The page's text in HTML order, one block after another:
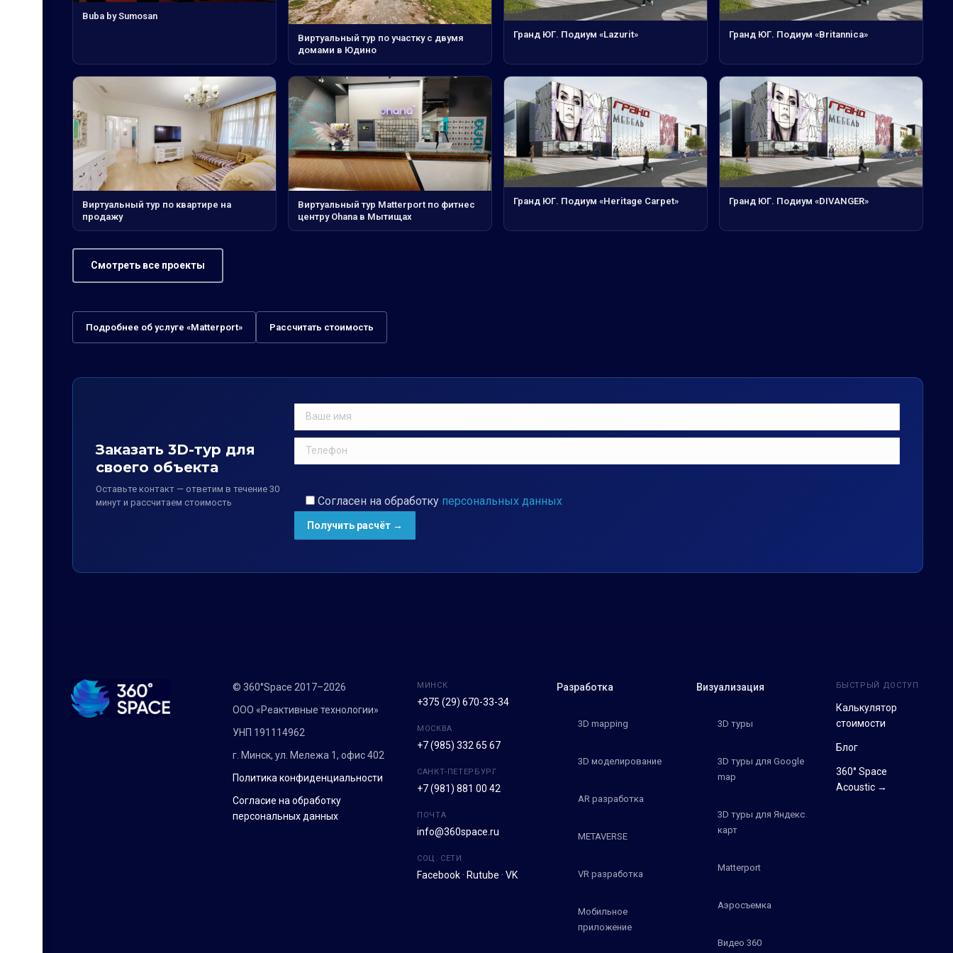
Buba by Sumosan
Виртуальный тур по участку с двумя
домами в Юдино
Гранд ЮГ. Подиум «Lazurit» Гранд ЮГ. Подиум «Britannica»
Виртуальный тур по квартире на
продажу
Виртуальный тур Matterport по фитнес
центру Ohana в Мытищах
Гранд ЮГ. Подиум «Heritage Carpet» Гранд ЮГ. Подиум «DIVANGER»
Смотреть все проекты
Подробнее об услуге «Matterport» Рассчитать стоимость
Заказать 3D-тур для
своего объекта
Оставьте контакт — ответим в течение 30
минут и рассчитаем стоимость
Согласен на обработку персональных данных
© 360°Space 2017–2026
ООО «Реактивные технологии»
УНП 191114962
г. Минск, ул. Мележа 1, офис 402
Политика конфиденциальности
Согласие на обработку
персональных данных
МИНСК
+375 (29) 670-33-34
МОСКВА
+7 (985) 332 65 67
САНКТ-ПЕТЕРБУРГ
+7 (981) 881 00 42
ПОЧТА
info@360space.ru
СОЦ. СЕТИ
Facebook· Rutube · VK
Разработка
3D mapping
3D моделирование
AR разработка
METAVERSE
VR разработка
Мобильное
приложение
Визуализация
3D туры
3D туры для Google
map
3D туры для Яндекс
карт
Matterport
Аэросъемка
Видео 360
БЫСТРЫЙ ДОСТУП
Калькулятор
стоимости
Блог
360° Space
Acoustic →